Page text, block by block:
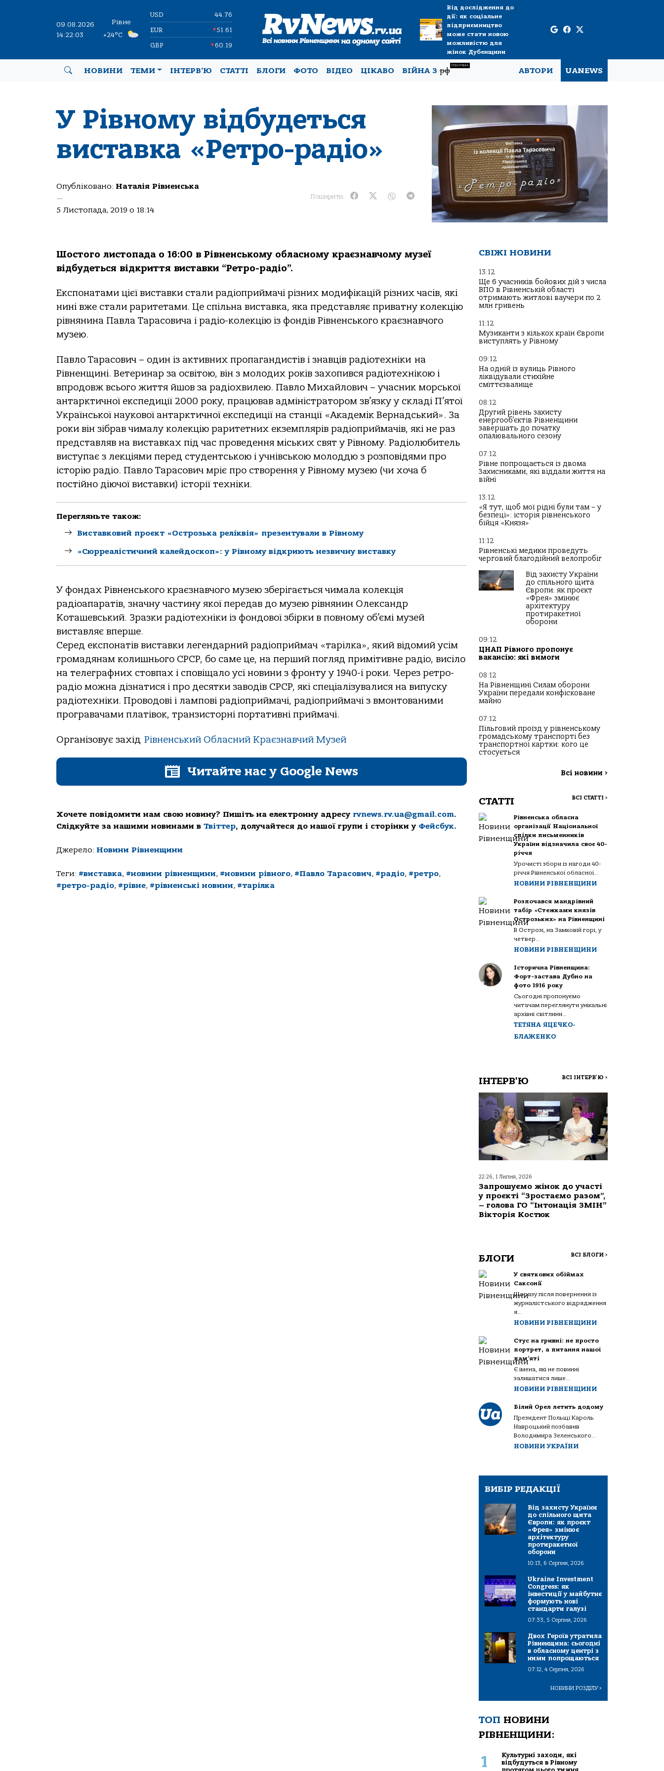
09.08.2026
14:22:03
Рівне
+24°C
USD 44.76
EUR ▼51.61
GBP ▼60.19
Від дослідження до
дії: як соціальне
підприємництво
може стати новою
можливістю для
жінок Дубенщини
НОВИНИ ТЕМИ ІНТЕРВ’Ю СТАТТІ БЛОГИ ФОТО ВІДЕО ЦІКАВО ВІЙНА Зрф
СПЕЦТЕМА
АВТОРИ UANEWS
У Рівному відбудеться
виставка «Ретро-радіо»
Опубліковано: Наталія Рівненська
—
5 Листопада, 2019 о 18:14
Поширити:
Шостого листопада о 16:00 в Рівненському обласному краєзнавчому музеї
відбудеться відкриття виставки “Ретро-радіо”.
Експонатами цієї виставки стали радіоприймачі різних модифікацій різних часів, які
нині вже стали раритетами. Це спільна виставка, яка представляє приватну колекцію
рівнянина Павла Тарасовича і радіо-колекцію із фондів Рівненського краєзнавчого
музею.
Павло Тарасович – один із активних пропагандистів і знавців радіотехніки на
Рівненщині. Ветеринар за освітою, він з молодих років захопився радіотехнікою і
впродовж всього життя йшов за радіохвилею. Павло Михайлович – учасник морської
антарктичної експедиції 2000 року, працював адміністратором зв’язку у складі П’ятої
Української наукової антарктичної експедиції на станції «Академік Вернадський». За
роки він зібрав чималу колекцію раритетних екземплярів радіоприймачів, які не раз
представляв на виставках під час проведення міських свят у Рівному. Радіолюбитель
виступає з лекціями перед студентською і учнівською молоддю з розповідями про
історію радіо. Павло Тарасович мріє про створення у Рівному музею (чи хоча б
постійно діючої виставки) історії техніки.
Перегляньте також:
Виставковий проєкт «Острозька реліквія» презентували в Рівному
«Сюрреалістичний калейдоскоп»: у Рівному відкриють незвичну виставку
У фондах Рівненського краєзнавчого музею зберігається чимала колекція
радіоапаратів, значну частину якої передав до музею рівнянин Олександр
Коташевський. Зразки радіотехніки із фондової збірки в повному об’ємі музей
виставляє вперше.
Серед експонатів виставки легендарний радіоприймач «тарілка», який відомий усім
громадянам колишнього СРСР, бо саме це, на перший погляд примітивне радіо, висіло
на телеграфних стовпах і сповіщало усі новини з фронту у 1940-і роки. Через ретро-
радіо можна дізнатися і про десятки заводів СРСР, які спеціалізувалися на випуску
радіотехніки. Проводові і лампові радіоприймачі, радіоприймачі з вмонтованими
програвачами платівок, транзисторні портативні приймачі.
Організовує захід Рівненський Обласний Краєзнавчий Музей
Читайте нас у Google News
Хочете повідомити нам свою новину? Пишіть на електронну адресу rvnews.rv.ua@gmail.com.
Слідкуйте за нашими новинами в Твіттер, долучайтеся до нашої групи і сторінки у Фейсбук.
Джерело: Новини Рівненщини
Теги: #виставка, #новини рівненщини, #новини рівного, #Павло Тарасович, #радіо, #ретро,
#ретро-радіо, #рівне, #рівненські новини, #тарілка
СВІЖІ НОВИНИ
13:12
Ще 6 учасників бойових дій з числа
ВПО в Рівненській області
отримають житлові ваучери по 2
млн гривень
11:12
Музиканти з кількох країн Європи
виступлять у Рівному
09:12
На одній із вулиць Рівного
ліквідували стихійне
сміттєзвалище
08:12
Другий рівень захисту
енергооб’єктів Рівненщини
завершать до початку
опалювального сезону
07:12
Рівне попрощається із двома
Захисниками, які віддали життя на
війні
13:12
«Я тут, щоб мої рідні були там – у
безпеці»: історія рівненського
бійця «Князя»
11:12
Рівненські медики проведуть
черговий благодійний велопробіг
Від захисту України
до спільного щита
Європи: як проєкт
«Фрея» змінює
архітектуру
протиракетної
оборони
09:12
ЦНАП Рівного пропонує
вакансію: які вимоги
08:12
На Рівненщині Силам оборони
України передали конфісковане
майно
07:12
Пільговий проїзд у рівненському
громадському транспорті без
транспортної картки: кого це
стосується
Всі новини >
СТАТТІ ВСІ СТАТТІ >
Рівненська обласна
організації Національної
спілки письменників
України відзначила своє 40-
річчя
Урочисті збори із нагоди 40-
річчя Рівненської обласної...
НОВИНИ РІВНЕНЩИНИ
Розпочався мандрівний
табір «Стежками князів
Острозьких» на Рівненщині
В Острозі, на Замковій горі, у
четвер...
НОВИНИ РІВНЕНЩИНИ
Історична Рівненщина:
Форт-застава Дубно на
фото 1916 року
Сьогодні пропонуємо
читачам переглянути унікальні
архівні світлини...
ТЕТЯНА ЯЦЕЧКО-
БЛАЖЕНКО
ІНТЕРВ'Ю ВСІ ІНТЕРВ'Ю >
22:26, 1 Липня, 2026
Запрошуємо жінок до участі
у проєкті “Зростаємо разом”,
– голова ГО “Інтонація ЗМІН”
Вікторія Костюк
БЛОГИ ВСІ БЛОГИ >
У святкових обіймах
Саксонії
Щоразу після повернення із
журналістського відрядження
я...
НОВИНИ РІВНЕНЩИНИ
Стус на гривні: не просто
портрет, а питання нашої
пам’яті
Є імена, які не повинні
залишатися лише...
НОВИНИ РІВНЕНЩИНИ
Білий Орел летить додому
Президент Польщі Кароль
Навроцький позбавив
Володимира Зеленського...
НОВИНИ УКРАЇНИ
ВИБІР РЕДАКЦІЇ
Від захисту України
до спільного щита
Європи: як проєкт
«Фрея» змінює
архітектуру
протиракетної
оборони
10:13, 6 Серпня, 2026
Ukraine Investment
Congress: як
інвестиції у майбутнє
формують нові
стандарти галузі
07:33, 5 Серпня, 2026
Двох Героїв утратила
Рівненщина: сьогодні
в обласному центрі з
ними попрощаються
07:12, 4 Серпня, 2026
НОВИНИ РОЗДІЛУ>
ТОП НОВИНИ
РІВНЕНЩИНИ:
1
Культурні заходи, які
відбудуться в Рівному